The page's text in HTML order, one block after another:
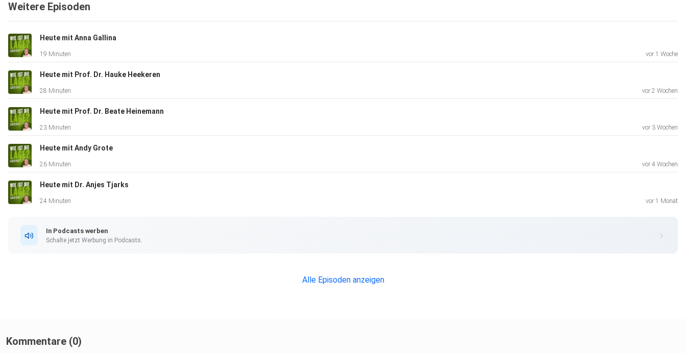
Weitere Episoden
Heute mit Anna Gallina
19 Minuten vor 1 Woche
Heute mit Prof. Dr. Hauke Heekeren
28 Minuten vor 2 Wochen
Heute mit Prof. Dr. Beate Heinemann
23 Minuten vor 3 Wochen
Heute mit Andy Grote
26 Minuten vor 4 Wochen
Heute mit Dr. Anjes Tjarks
24 Minuten vor 1 Monat
In Podcasts werben
Schalte jetzt Werbung in Podcasts.
Alle Episoden anzeigen
Kommentare (0)